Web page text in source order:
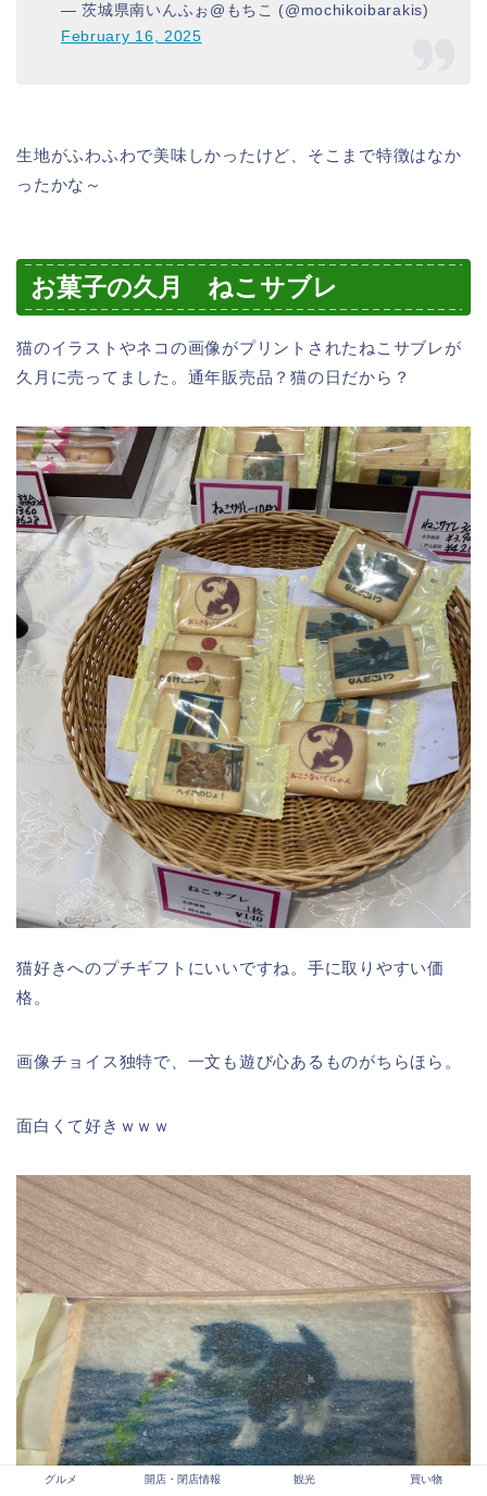
— 茨城県南いんふぉ@もちこ (@mochikoibarakis)
February 16, 2025
生地がふわふわで美味しかったけど、そこまで特徴はなか
ったかな～
お菓子の久月 ねこサブレ
猫のイラストやネコの画像がプリントされたねこサブレが
久月に売ってました。通年販売品？猫の日だから？
猫好きへのプチギフトにいいですね。手に取りやすい価
格。
画像チョイス独特で、一文も遊び心あるものがちらほら。
面白くて好きｗｗｗ
グルメ 開店・閉店情報 観光 買い物